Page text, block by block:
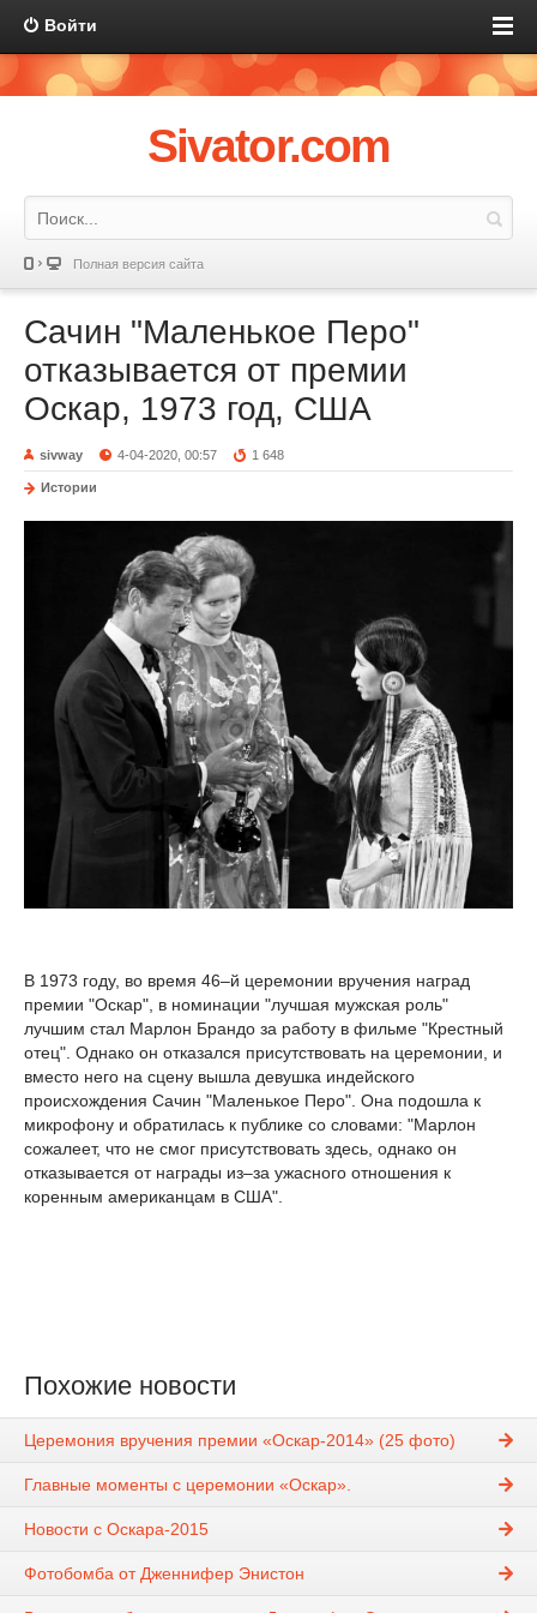
Войти
Sivator.com
Полная версия сайта
Сачин "Маленькое Перо"
отказывается от премии
Оскар, 1973 год, США
sivway 4-04-2020, 00:57 1 648
Истории
В 1973 году, во время 46–й церемонии вручения наград
премии "Оскар", в номинации "лучшая мужская роль"
лучшим стал Марлон Брандо за работу в фильме "Крестный
отец". Однако он отказался присутствовать на церемонии, и
вместо него на сцену вышла девушка индейского
происхождения Сачин "Маленькое Перо". Она подошла к
микрофону и обратилась к публике со словами: "Марлон
сожалеет, что не смог присутствовать здесь, однако он
отказывается от награды из–за ужасного отношения к
коренным американцам в США".
Похожие новости
Церемония вручения премии «Оскар-2014» (25 фото)
Главные моменты с церемонии «Оскар».
Новости с Оскара-2015
Фотобомба от Дженнифер Энистон